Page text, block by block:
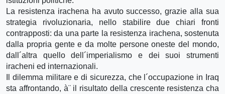
La resistenza irachena ha avuto successo, grazie alla sua
strategia rivoluzionaria, nello stabilire due chiari fronti
contrapposti: da una parte la resistenza irachena, sostenuta
dalla propria gente e da molte persone oneste del mondo,
dall´altra quello dell´imperialismo e dei suoi strumenti
iracheni ed internazionali.
Il dilemma militare e di sicurezza, che l´occupazione in Iraq
sta affrontando, à¨ il risultato della crescente resistenza cha